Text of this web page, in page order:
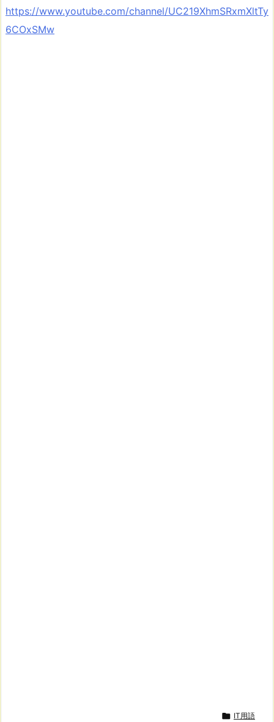
https://www.youtube.com/channel/UC219XhmSRxmXltTy
6COxSMw
 IT用語